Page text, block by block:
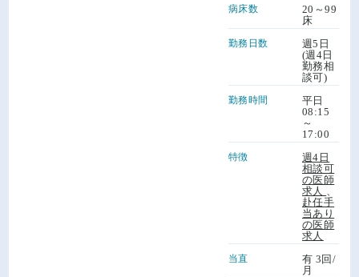
病床数
20～99
床
勤務日数
週5日
(週4日
勤務相
談可)
勤務時間
平日
08:15
～
17:00
特徴
週4日
相談可
の医師
求人
赴任手
当あり
の医師
求人
当直
有 3回/
月